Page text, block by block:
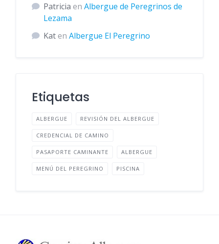
Patricia en Albergue de Peregrinos de
Lezama
Katen Albergue El Peregrino
Etiquetas
ALBERGUE REVISIÓN DEL ALBERGUE
CREDENCIAL DE CAMINO
PASAPORTE CAMINANTE ALBERGUE
MENÚ DEL PEREGRINO PISCINA